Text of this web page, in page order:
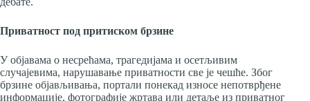
Приватност под притиском брзине
У објавама о несрећама, трагедијама и осетљивим
случајевима, нарушавање приватности све је чешће. Због
брзине објављивања, портали понекад износе непотврђене
информације, фотографије жртава или детаље из приватног